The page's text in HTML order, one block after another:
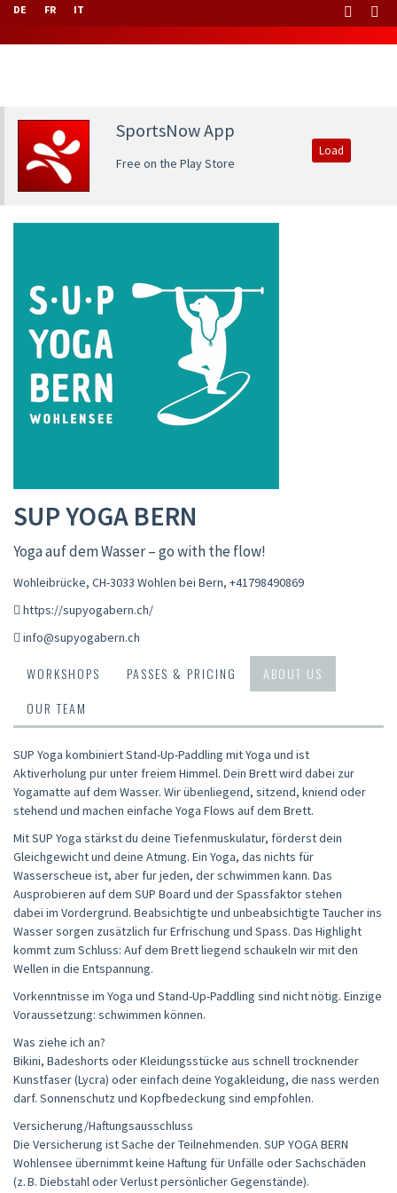
DE FR IT
SportsNow App
Free on the Play Store
Load
SUP YOGA BERN
Yoga auf dem Wasser – go with the flow!
Wohleibrücke, CH-3033 Wohlen bei Bern, +41798490869
https://supyogabern.ch/
info@supyogabern.ch
WORKSHOPS PASSES & PRICING
ABOUT US
OUR TEAM
SUP Yoga kombiniert Stand-Up-Paddling mit Yoga und ist
Aktiverholung pur unter freiem Himmel. Dein Brett wird dabei zur
Yogamatte auf dem Wasser. Wir übenliegend, sitzend, kniend oder
stehend und machen einfache Yoga Flows auf dem Brett.
Mit SUP Yoga stärkst du deine Tiefenmuskulatur, förderst dein
Gleichgewicht und deine Atmung. Ein Yoga, das nichts für
Wasserscheue ist, aber fur jeden, der schwimmen kann. Das
Ausprobieren auf dem SUP Board und der Spassfaktor stehen
dabei im Vordergrund. Beabsichtigte und unbeabsichtigte Taucher ins
Wasser sorgen zusätzlich fur Erfrischung und Spass. Das Highlight
kommt zum Schluss: Auf dem Brett liegend schaukeln wir mit den
Wellen in die Entspannung.
Vorkenntnisse im Yoga und Stand-Up-Paddling sind nicht nötig. Einzige
Voraussetzung: schwimmen können.
Was ziehe ich an?
Bikini, Badeshorts oder Kleidungsstücke aus schnell trocknender
Kunstfaser (Lycra) oder einfach deine Yogakleidung, die nass werden
darf. Sonnenschutz und Kopfbedeckung sind empfohlen.
Versicherung/Haftungsausschluss
Die Versicherung ist Sache der Teilnehmenden. SUP YOGA BERN
Wohlensee übernimmt keine Haftung für Unfälle oder Sachschäden
(z. B. Diebstahl oder Verlust persönlicher Gegenstände).